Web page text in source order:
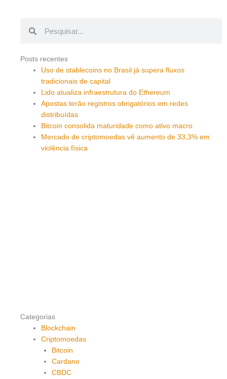
Posts recentes
Uso de stablecoins no Brasil já supera fluxos
tradicionais de capital
Lido atualiza infraestrutura do Ethereum
Apostas terão registros obrigatórios em redes
distribuídas
Bitcoin consolida maturidade como ativo macro
Mercado de criptomoedas vê aumento de 33,3% em
violência física
Categorias
Blockchain
Criptomoedas
Bitcoin
Cardano
CBDC